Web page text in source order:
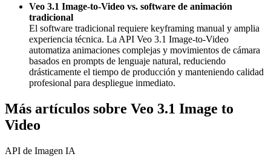
Veo 3.1 Image-to-Video vs. software de animación
tradicional
El software tradicional requiere keyframing manual y amplia
experiencia técnica. La API Veo 3.1 Image-to-Video
automatiza animaciones complejas y movimientos de cámara
basados en prompts de lenguaje natural, reduciendo
drásticamente el tiempo de producción y manteniendo calidad
profesional para despliegue inmediato.
Más artículos sobre Veo 3.1 Image to
Video
API de Imagen IA